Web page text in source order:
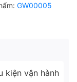
GW00005
kiện vận hành